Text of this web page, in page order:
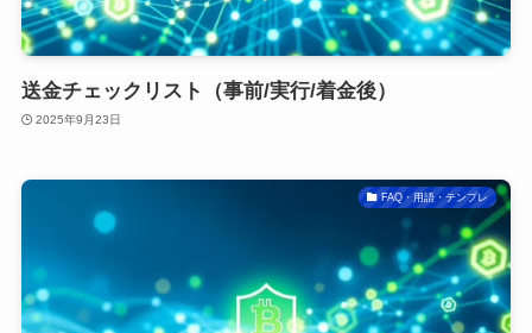
送金チェックリスト（事前/実行/着金後）
2025年9月23日
FAQ・用語・テンプレ